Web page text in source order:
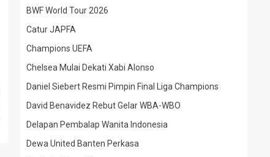
BWF World Tour 2026
Catur JAPFA
Champions UEFA
Chelsea Mulai Dekati Xabi Alonso
Daniel Siebert Resmi Pimpin Final Liga Champions
David Benavidez Rebut Gelar WBA-WBO
Delapan Pembalap Wanita Indonesia
Dewa United Banten Perkasa